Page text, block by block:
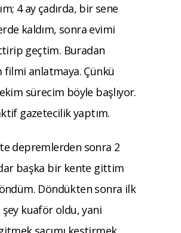
4 ay çadırda, bir sene
kaldım, sonra evimi
geçtim. Buradan
filmi anlatmaya. Çünkü
sürecim böyle başlıyor.
gazetecilik yaptım.
depremlerden sonra 2
başka bir kente gittim
Döndükten sonra ilk
şey kuaför oldu, yani